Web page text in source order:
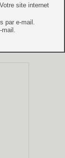
Votre site internet
par e-mail.
mail.